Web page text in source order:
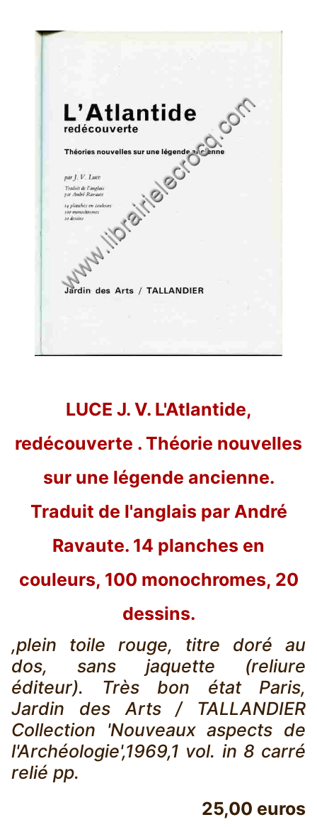
LUCE J. V. L'Atlantide,
redécouverte . Théorie nouvelles
sur une légende ancienne.
Traduit de l'anglais par André
Ravaute. 14 planches en
couleurs, 100 monochromes, 20
dessins.
,plein toile rouge, titre doré au
dos, sans jaquette (reliure
éditeur). Très bon état Paris,
Jardin des Arts / TALLANDIER
Collection 'Nouveaux aspects de
l'Archéologie',1969,1 vol. in 8 carré
relié pp.
25,00 euros